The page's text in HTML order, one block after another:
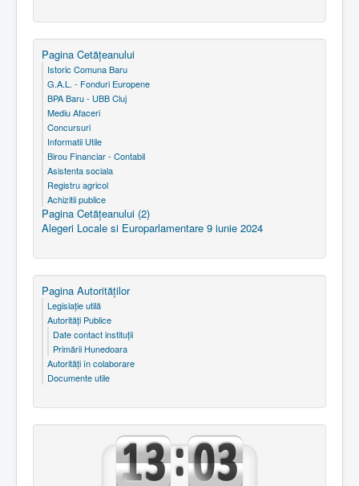
Pagina Cetăţeanului
Istoric Comuna Baru
G.A.L. - Fonduri Europene
BPA Baru - UBB Cluj
Mediu Afaceri
Concursuri
Informatii Utile
Birou Financiar - Contabil
Asistenta sociala
Registru agricol
Achizitii publice
Pagina Cetăţeanului (2)
Alegeri Locale si Europarlamentare 9 iunie 2024
Pagina Autorităţilor
Legislaţie utilă
Autorităţi Publice
Date contact instituţii
Primării Hunedoara
Autorităţi în colaborare
Documente utile